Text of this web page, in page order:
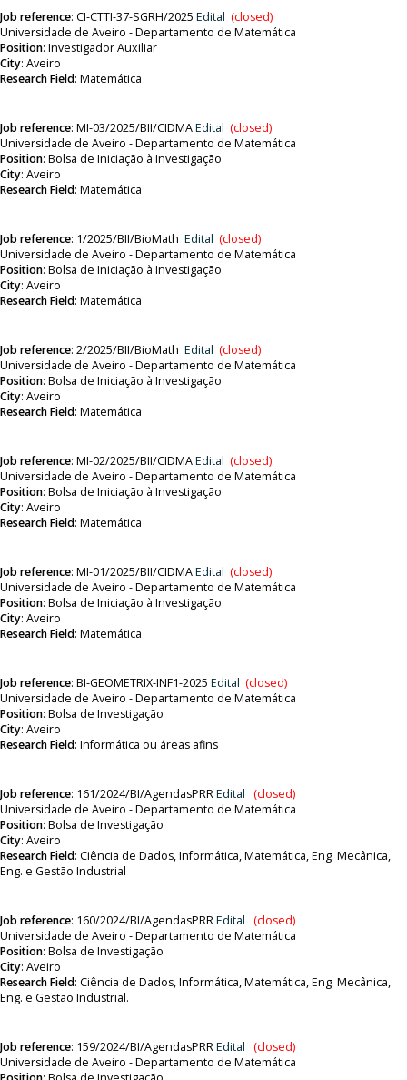
Job reference: CI-CTTI-37-SGRH/2025 Edital (closed)
Universidade de Aveiro - Departamento de Matemática
Position: Investigador Auxiliar
City: Aveiro
Research Field: Matemática
Job reference: MI-03/2025/BII/CIDMAEdital (closed)
Universidade de Aveiro - Departamento de Matemática
Position: Bolsa de Iniciação à Investigação
City: Aveiro
Research Field: Matemática
Job reference: 1/2025/BII/BioMath Edital (closed)
Universidade de Aveiro - Departamento de Matemática
Position: Bolsa de Iniciação à Investigação
City: Aveiro
Research Field: Matemática
Job reference: 2/2025/BII/BioMath Edital (closed)
Universidade de Aveiro - Departamento de Matemática
Position: Bolsa de Iniciação à Investigação
City: Aveiro
Research Field: Matemática
Job reference: MI-02/2025/BII/CIDMAEdital (closed)
Universidade de Aveiro - Departamento de Matemática
Position: Bolsa de Iniciação à Investigação
City: Aveiro
Research Field: Matemática
Job reference: MI-01/2025/BII/CIDMAEdital (closed)
Universidade de Aveiro - Departamento de Matemática
Position: Bolsa de Iniciação à Investigação
City: Aveiro
Research Field: Matemática
Job reference: BI-GEOMETRIX-INF1-2025 Edital (closed)
Universidade de Aveiro - Departamento de Matemática
Position: Bolsa de Investigação
City: Aveiro
Research Field: Informática ou áreas afins
Job reference: 161/2024/BI/AgendasPRREdital
(closed)
Universidade de Aveiro - Departamento de Matemática
Position: Bolsa de Investigação
City: Aveiro
Research Field: Ciência de Dados, Informática, Matemática, Eng. Mecânica,
Eng. e Gestão Industrial
Job reference: 160/2024/BI/AgendasPRREdital
(closed)
Universidade de Aveiro - Departamento de Matemática
Position: Bolsa de Investigação
City: Aveiro
Research Field: Ciência de Dados, Informática, Matemática, Eng. Mecânica,
Eng. e Gestão Industrial.
Job reference: 159/2024/BI/AgendasPRREdital
(closed)
Universidade de Aveiro - Departamento de Matemática